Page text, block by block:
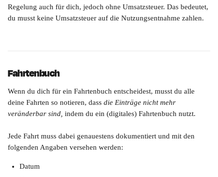
Regelung auch für dich, jedoch ohne Umsatzsteuer. Das bedeutet,
du musst keine Umsatzsteuer auf die Nutzungsentnahme zahlen.
Fahrtenbuch
Wenn du dich für ein Fahrtenbuch entscheidest, musst du alle
deine Fahrten so notieren, dass die Einträge nicht mehr
veränderbar sind, indem du ein (digitales) Fahrtenbuch nutzt.
Jede Fahrt muss dabei genauestens dokumentiert und mit den
folgenden Angaben versehen werden:
Datum